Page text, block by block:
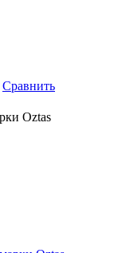
Сравнить
Оztas